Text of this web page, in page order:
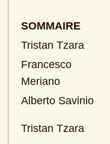
SOMMAIRE
Tristan Tzara
Francesco
Meriano
Alberto Savinio
Tristan Tzara